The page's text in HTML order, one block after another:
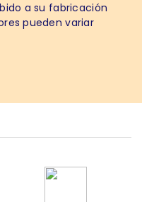
a su fabricación
pueden variar